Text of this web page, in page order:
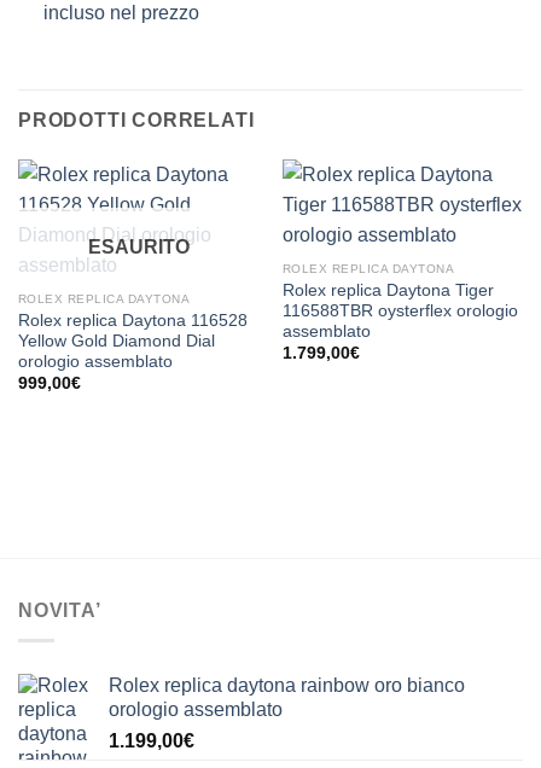
incluso nel prezzo
PRODOTTI CORRELATI
ESAURITO
ROLEX REPLICA DAYTONA
Rolex replica Daytona 116528
Yellow Gold Diamond Dial
orologio assemblato
999,00€
ROLEX REPLICA DAYTONA
Rolex replica Daytona Tiger
116588TBR oysterflex orologio
assemblato
1.799,00€
NOVITA’
Rolex replica daytona rainbow oro bianco
orologio assemblato
1.199,00€